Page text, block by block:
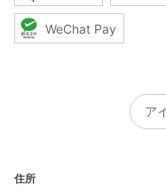
WeChat Pay
ア
住所